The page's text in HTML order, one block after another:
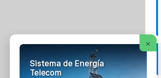
×
Sistema de Energía
Telecom